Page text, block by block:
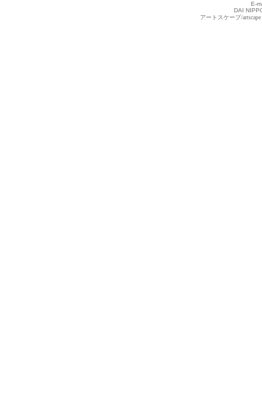
E-
DAI
アートスケープ/